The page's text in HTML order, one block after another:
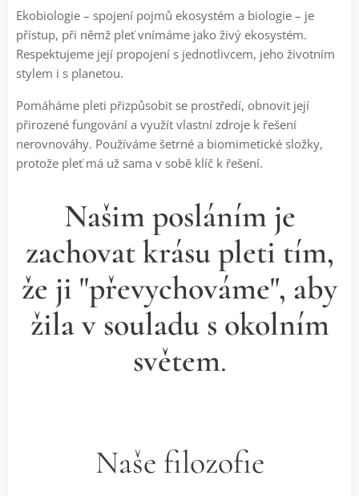
Ekobiologie – spojení pojmů ekosystém a biologie – je
přístup, při němž pleť vnímáme jako živý ekosystém.
Respektujeme její propojení s jednotlivcem, jeho životním
stylem i s planetou.
Pomáháme pleti přizpůsobit se prostředí, obnovit její
přirozené fungování a využít vlastní zdroje k řešení
nerovnováhy. Používáme šetrné a biomimetické složky,
protože pleť má už sama v sobě klíč k řešení.
Našim posláním je
zachovat krásu pleti tím,
že ji "převychováme", aby
žila v souladu s okolním
světem.
Naše filozofie